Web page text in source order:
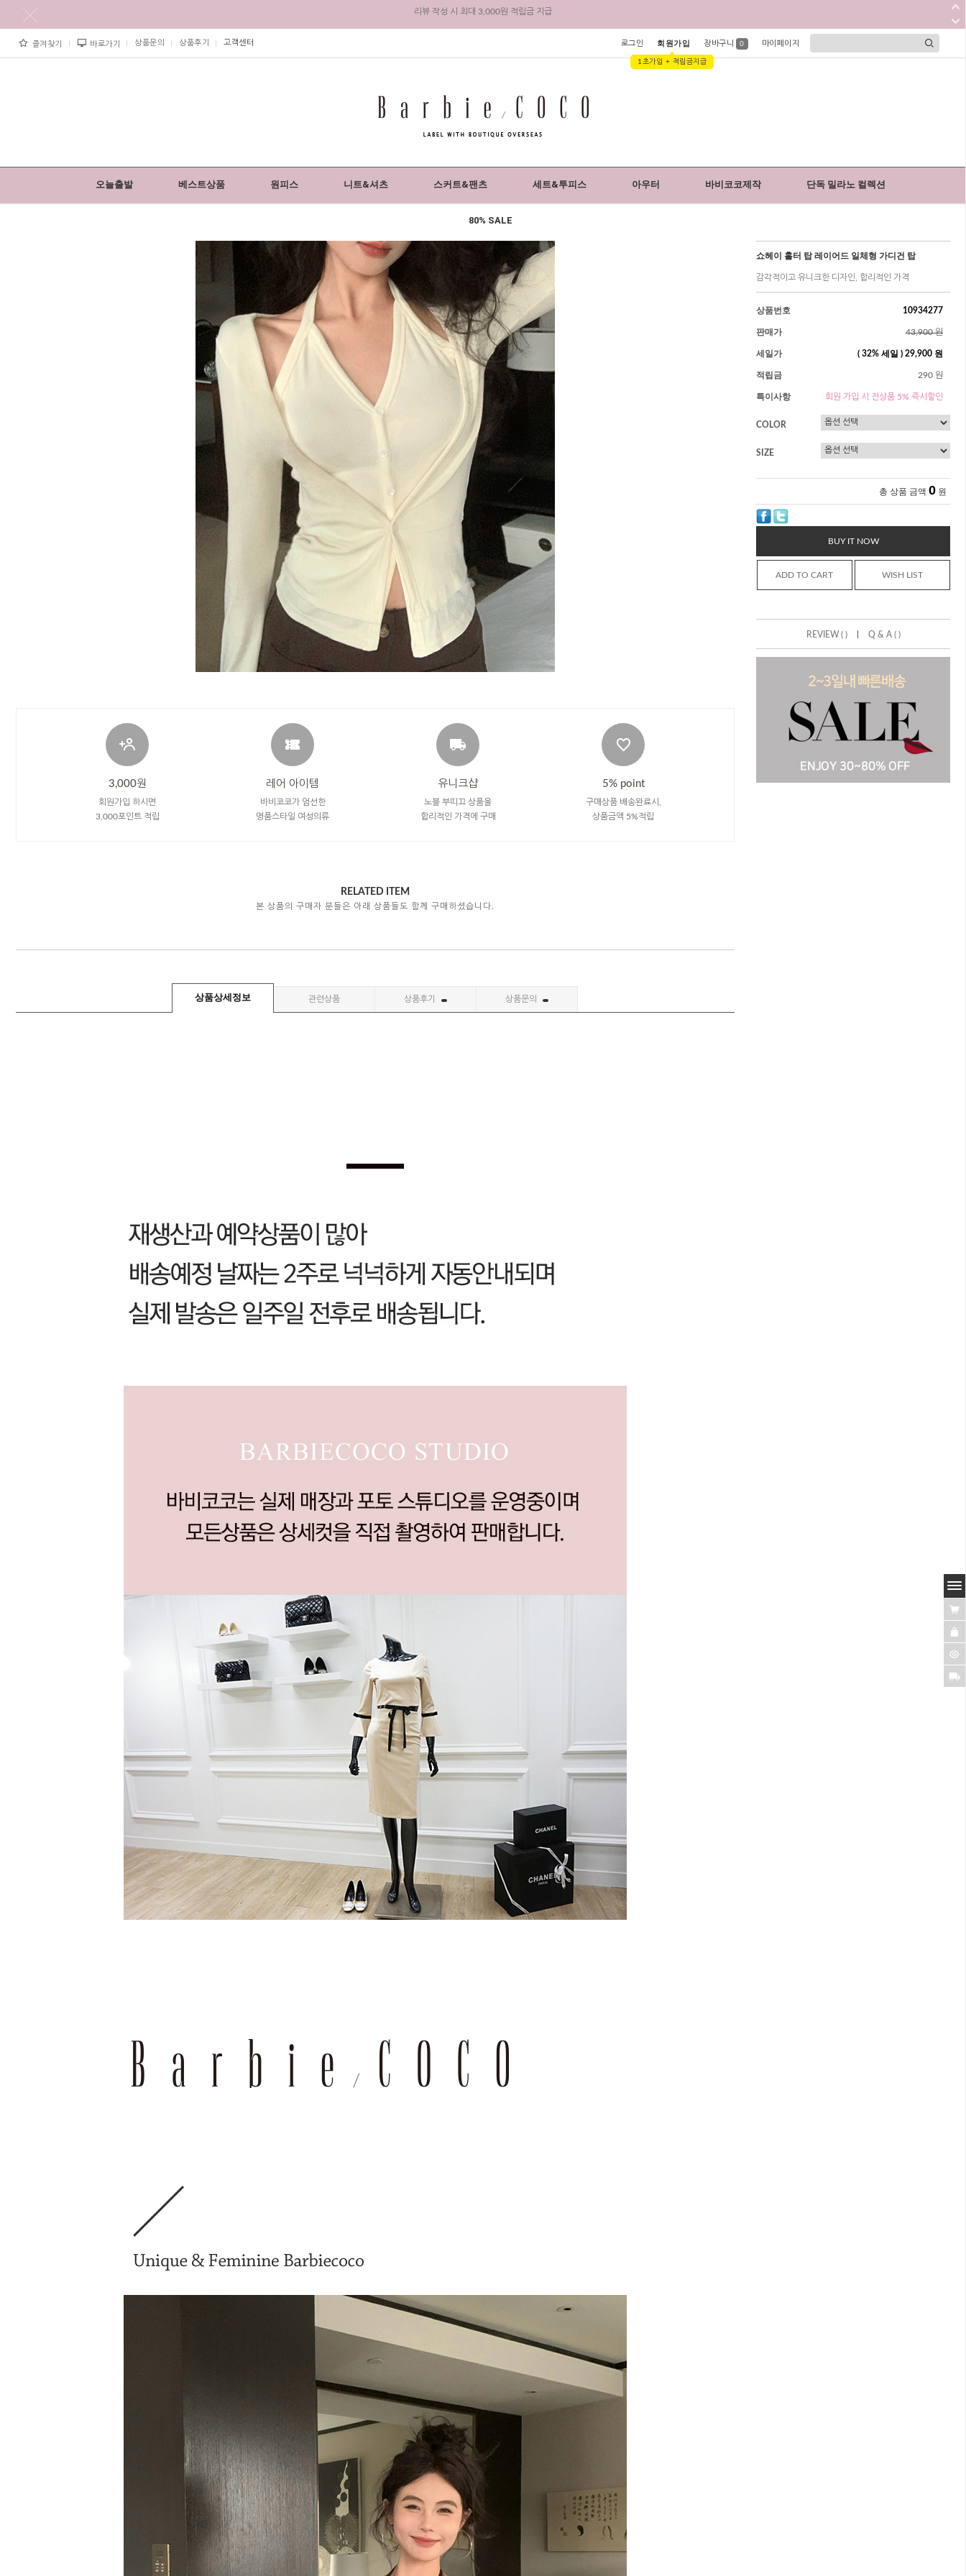
회원 가입 시 전상품 5% 즉시 할인 + 3,000원 적립금 지급
즐겨찾기 바로가기 상품문의 상품후기 고객센터 로그인 회원가입
1초가입 + 적립금지급
장바구니 0 마이페이지
오늘출발 베스트상품 원피스 니트&셔츠 스커트&팬츠 세트&투피스 아우터 바비코코제작 단독 밀라노 컬렉션
80% SALE
3,000원
회원가입 하시면
3,000포인트 적립
레어 아이템
바비코코가 엄선한
명품스타일 여성의류
유니크샵
노블 부띠끄 상품을
합리적인 가격에 구매
5% point
구매상품 배송완료시,
상품금액 5%적립
RELATED ITEM
본 상품의 구매자 분들은 아래 상품들도 함께 구매하셨습니다.
상품상세정보 관련상품 상품후기 상품문의
쇼헤이 홀터 탑 레이어드 일체형 가디건 탑
감각적이고 유니크한 디자인, 합리적인 가격
상품번호 10934277
판매가 43,900 원
세일가 ( 32% 세일 ) 29,900 원
적립금 290 원
특이사항 회원 가입 시 전상품 5% 즉시할인
COLOR
SIZE
총 상품 금액 0 원
BUY IT NOW
ADD TO CART WISH LIST
REVIEW ( ) Q & A ( )